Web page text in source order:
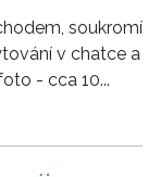
soukromí
v chatce a
- cca 10...